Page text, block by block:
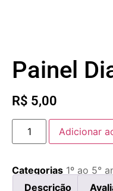
Painel
R$ 5,00
Adicionar
Categorias 1º ao 5°
Descrição